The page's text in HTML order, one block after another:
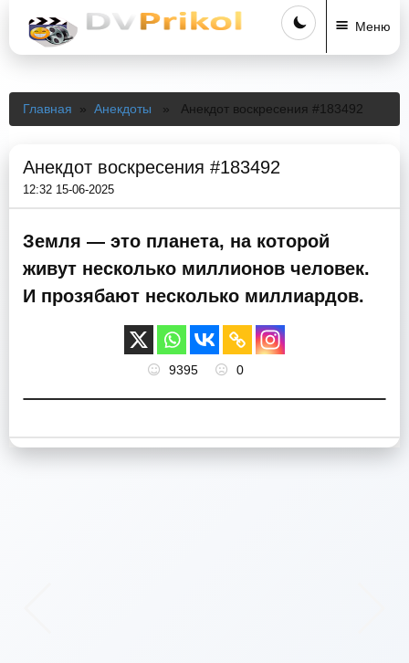
Меню
Главная » Анекдоты » Анекдот воскресения #183492
Анекдот воскресения #183492
12:32 15-06-2025
Земля — это планета, на которой
живут несколько миллионов человек.
И прозябают несколько миллиардов.
9395 0